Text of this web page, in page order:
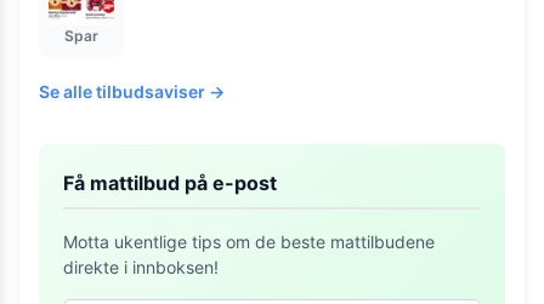
Spar
Se alle tilbudsaviser →
Få mattilbud på e-post
Motta ukentlige tips om de beste mattilbudene
direkte i innboksen!